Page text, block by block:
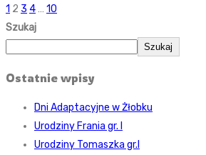
1 2 3 4… 10
Szukaj
Szukaj
Ostatnie wpisy
Dni Adaptacyjne w Żłobku
Urodziny Frania gr. I
Urodziny Tomaszka gr.I